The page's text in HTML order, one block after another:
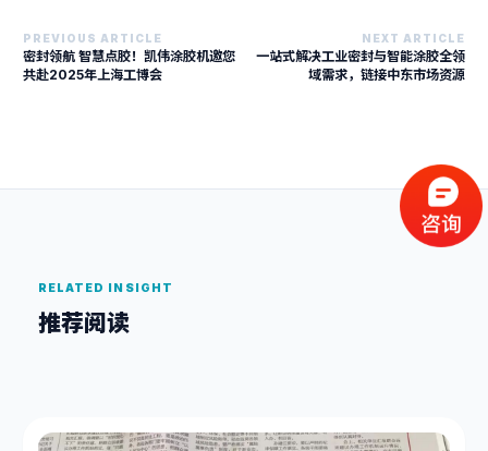
PREVIOUS ARTICLE
密封领航 智慧点胶！凯伟涂胶机邀您
共赴2025年上海工博会
NEXT ARTICLE
一站式解决工业密封与智能涂胶全领
域需求，链接中东市场资源
RELATED INSIGHT
推荐阅读